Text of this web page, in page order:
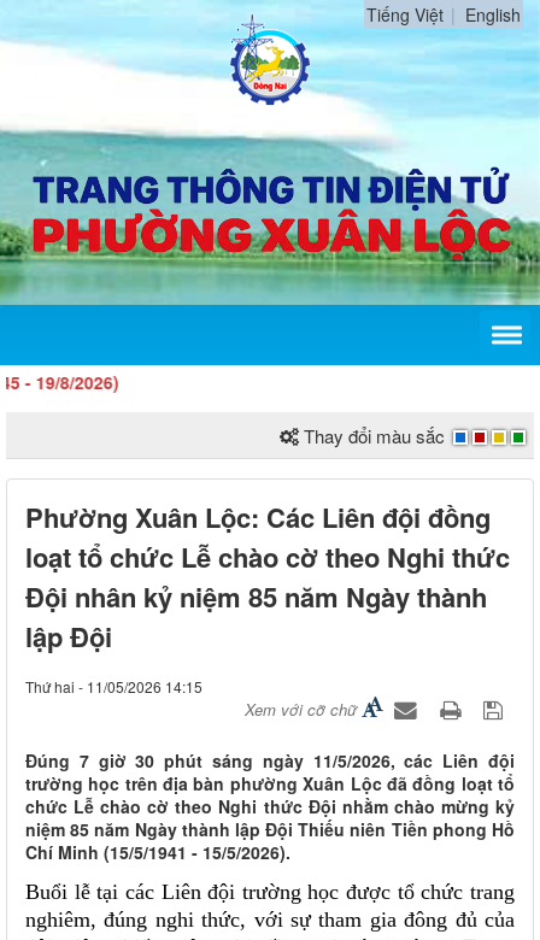
Tiếng Việt English
8/2026)
Thay đổi màu sắc
Phường Xuân Lộc: Các Liên đội đồng
loạt tổ chức Lễ chào cờ theo Nghi thức
Đội nhân kỷ niệm 85 năm Ngày thành
lập Đội
Thứ hai - 11/05/2026 14:15
Xem với cỡ chữ
Đúng 7 giờ 30 phút sáng ngày 11/5/2026, các Liên đội
trường học trên địa bàn phường Xuân Lộc đã đồng loạt tổ
chức Lễ chào cờ theo Nghi thức Đội nhằm chào mừng kỷ
niệm 85 năm Ngày thành lập Đội Thiếu niên Tiền phong Hồ
Chí Minh (15/5/1941 - 15/5/2026).
Buổi lễ tại các Liên đội trường học được tổ chức trang
nghiêm, đúng nghi thức, với sự tham gia đông đủ của